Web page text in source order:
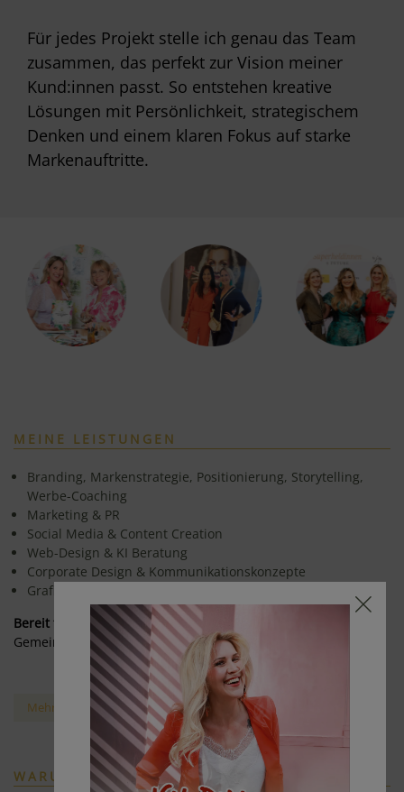
Für jedes Projekt stelle ich genau das Team
zusammen, das perfekt zur Vision meiner
Kund:innen passt. So entstehen kreative
Lösungen mit Persönlichkeit, strategischem
Denken und einem klaren Fokus auf starke
Markenauftritte.
MEINE LEISTUNGEN
Branding, Markenstrategie, Positionierung, Storytelling,
Werbe-Coaching
Marketing & PR
Social Media & Content Creation
Web-Design & KI Beratung
Corporate Design & Kommunikationskonzepte
Grafik Design & Drucksorten
Bereit für mehr Sichtbarkeit?
Gemeinsam bringen wir deine Marke zum Strahlen.
Mehr über meine Leistungen
WARUM MIT MIR?